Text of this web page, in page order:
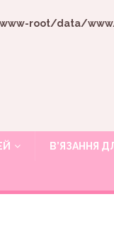
root/data/
В’ЯЗАННЯ